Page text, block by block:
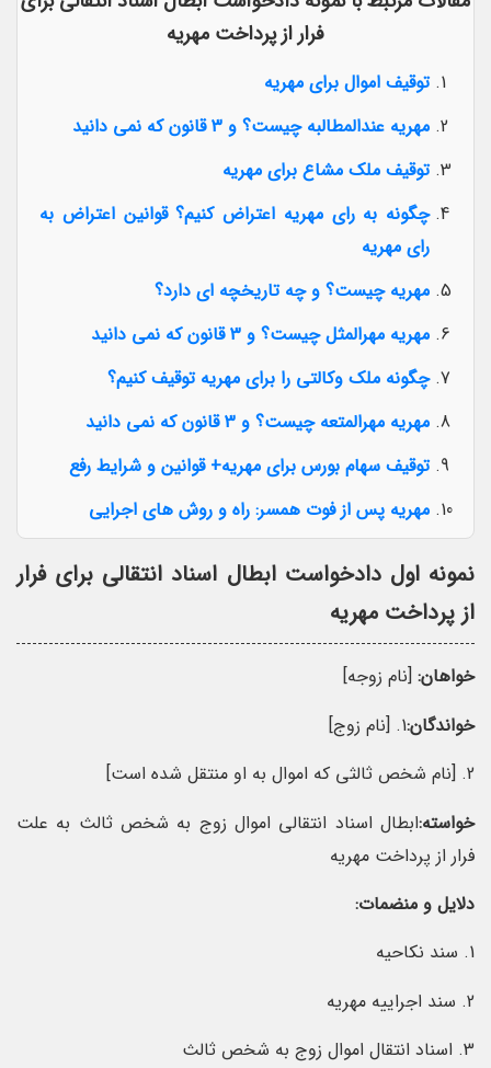
فرار از پرداخت مهریه
توقیف اموال برای مهریه
مهریه عندالمطالبه چیست؟ و 3 قانون که نمی دانید
توقیف ملک مشاع برای مهریه
چگونه به رای مهریه اعتراض کنیم؟ قوانین اعتراض به
رای مهریه
مهریه چیست؟ و چه تاریخچه ای دارد؟
مهریه مهرالمثل چیست؟ و 3 قانون که نمی دانید
چگونه ملک وکالتی را برای مهریه توقیف کنیم؟
مهریه مهرالمتعه چیست؟ و 3 قانون که نمی دانید
توقیف سهام بورس برای مهریه+ قوانین و شرایط رفع
مهریه پس از فوت همسر: راه و روش های اجرایی
نمونه اول دادخواست ابطال اسناد انتقالی برای فرار
از پرداخت مهریه
خواهان: [نام زوجه]
خواندگان:1. [نام زوج]
2. [نام شخص ثالثی که اموال به او منتقل شده است]
خواسته:ابطال اسناد انتقالی اموال زوج به شخص ثالث به علت
فرار از پرداخت مهریه
دلایل و منضمات:
1. سند نکاحیه
2. سند اجراییه مهریه
3. اسناد انتقال اموال زوج به شخص ثالث